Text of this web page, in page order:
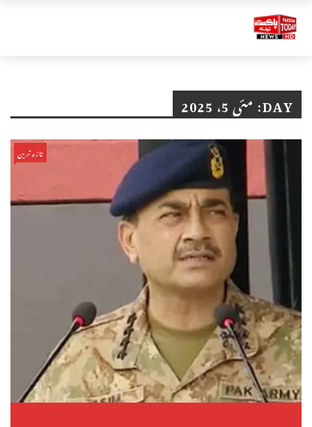
DAY: مئی 5، 2025
تازہ ترین